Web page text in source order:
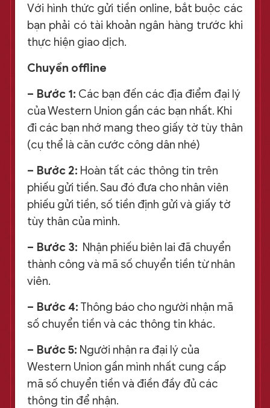
Với hình thức gửi tiền online, bắt buộc các
bạn phải có tài khoản ngân hàng trước khi
thực hiện giao dịch.
Chuyển offline
– Bước 1: Các bạn đến các địa điểm đại lý
của Western Union gần các bạn nhất. Khi
đi các bạn nhớ mang theo giấy tờ tùy thân
(cụ thể là căn cước công dân nhé)
– Bước 2: Hoàn tất các thông tin trên
phiếu gửi tiền. Sau đó đưa cho nhân viên
phiếu gửi tiền, số tiền định gửi và giấy tờ
tùy thân của mình.
– Bước 3: Nhận phiếu biên lai đã chuyển
thành công và mã số chuyển tiền từ nhân
viên.
– Bước 4: Thông báo cho người nhận mã
số chuyển tiền và các thông tin khác.
– Bước 5: Người nhận ra đại lý của
Western Union gần mình nhất cung cấp
mã số chuyển tiền và điền đầy đủ các
thông tin để nhận.